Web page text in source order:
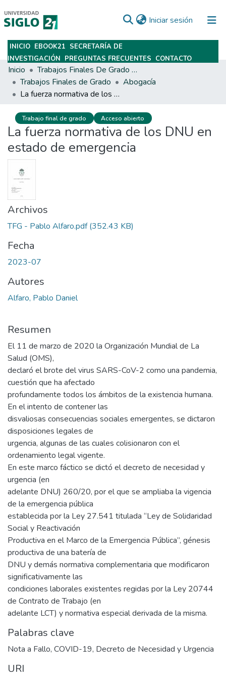
Iniciar sesión (current)
Subir
INICIO EBOOK21 SECRETARÍA DE
INVESTIGACIÓN PREGUNTAS FRECUENTES CONTACTO
Inicio
Trabajos Finales De Grado Y Posgrado
Trabajos Finales de Grado
Abogacía
La fuerza normativa de los DNU en estado de emergencia
Trabajo final de grado Acceso abierto
La fuerza normativa de los DNU en
estado de emergencia
Archivos
TFG - Pablo Alfaro.pdf(352.43 KB)
Fecha
2023-07
Autores
Alfaro, Pablo Daniel
Resumen
El 11 de marzo de 2020 la Organización Mundial de La
Salud (OMS),
declaró el brote del virus SARS-CoV-2 como una pandemia,
cuestión que ha afectado
profundamente todos los ámbitos de la existencia humana.
En el intento de contener las
disvaliosas consecuencias sociales emergentes, se dictaron
disposiciones legales de
urgencia, algunas de las cuales colisionaron con el
ordenamiento legal vigente.
En este marco fáctico se dictó el decreto de necesidad y
urgencia (en
adelante DNU) 260/20, por el que se ampliaba la vigencia
de la emergencia pública
establecida por la Ley 27.541 titulada “Ley de Solidaridad
Social y Reactivación
Productiva en el Marco de la Emergencia Pública”, génesis
productiva de una batería de
DNU y demás normativa complementaria que modificaron
significativamente las
condiciones laborales existentes regidas por la Ley 20744
de Contrato de Trabajo (en
adelante LCT) y normativa especial derivada de la misma.
Palabras clave
Nota a Fallo, COVID-19, Decreto de Necesidad y Urgencia
URI